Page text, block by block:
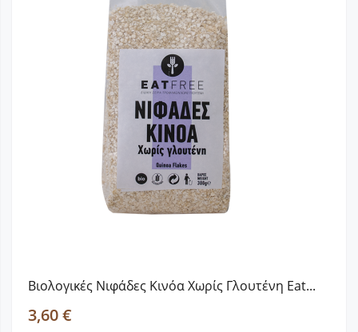
Βιολογικές Νιφάδες Κινόα Χωρίς Γλουτένη Eat...
3,60 €